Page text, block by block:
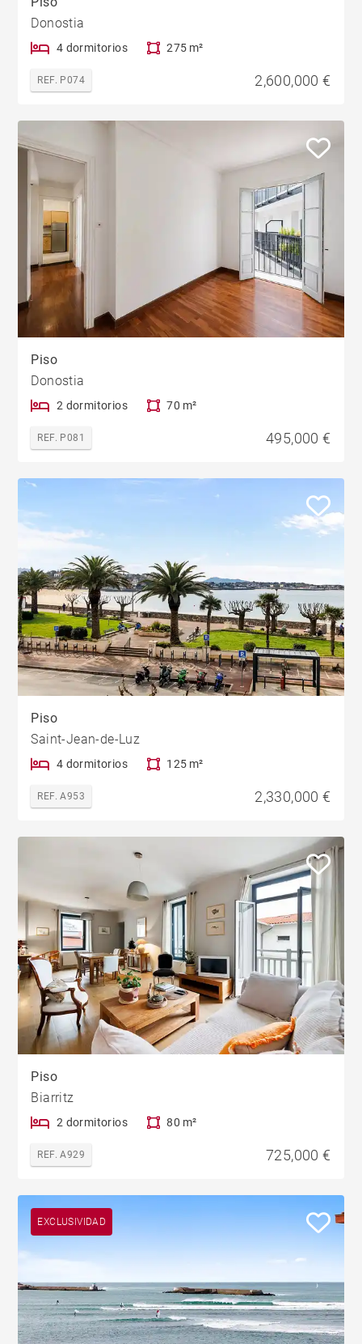
Donostia
4 dormitorios 275 m²
REF. P074 2,600,000 €
Piso
Donostia
2 dormitorios 70 m²
REF. P081 495,000 €
Piso
Saint-Jean-de-Luz
4 dormitorios 125 m²
REF. A953 2,330,000 €
Piso
Biarritz
2 dormitorios 80 m²
REF. A929 725,000 €
EXCLUSIVIDAD